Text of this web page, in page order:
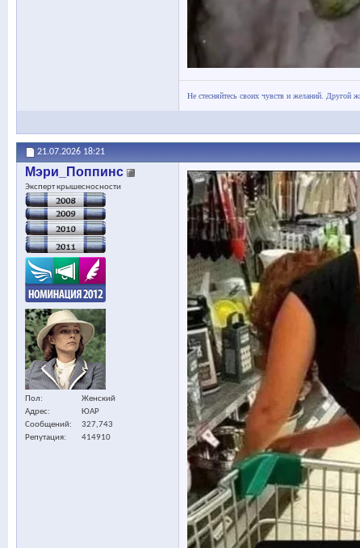
Не стесняйтесь своих чувств и желаний. Другой
21.07.2026 18:21
Мэри_Поппинс
Эксперт крышесносности
Пол
Женский
Адрес
ЮАР
Сообщений
327,743
Репутация
414910